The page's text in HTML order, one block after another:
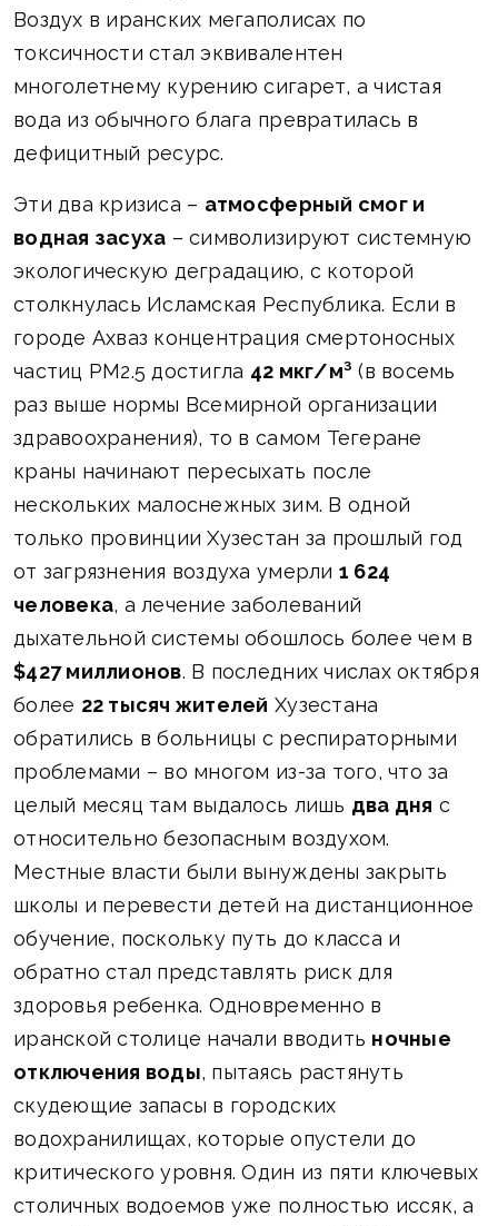
Воздух в иранских мегаполисах по
токсичности стал эквивалентен
многолетнему курению сигарет, а чистая
вода из обычного блага превратилась в
дефицитный ресурс.
Эти два кризиса – атмосферный смог и
водная засуха – символизируют системную
экологическую деградацию, с которой
столкнулась Исламская Республика. Если в
городе Ахваз концентрация смертоносных
частиц PM2.5 достигла 42 мкг/м³ (в восемь
раз выше нормы Всемирной организации
здравоохранения), то в самом Тегеране
краны начинают пересыхать после
нескольких малоснежных зим. В одной
только провинции Хузестан за прошлый год
от загрязнения воздуха умерли 1 624
человека, а лечение заболеваний
дыхательной системы обошлось более чем в
$427 миллионов. В последних числах октября
более 22 тысяч жителей Хузестана
обратились в больницы с респираторными
проблемами – во многом из-за того, что за
целый месяц там выдалось лишь два дня с
относительно безопасным воздухом.
Местные власти были вынуждены закрыть
школы и перевести детей на дистанционное
обучение, поскольку путь до класса и
обратно стал представлять риск для
здоровья ребенка. Одновременно в
иранской столице начали вводить ночные
отключения воды, пытаясь растянуть
скудеющие запасы в городских
водохранилищах, которые опустели до
критического уровня. Один из пяти ключевых
столичных водоемов уже полностью иссяк, а